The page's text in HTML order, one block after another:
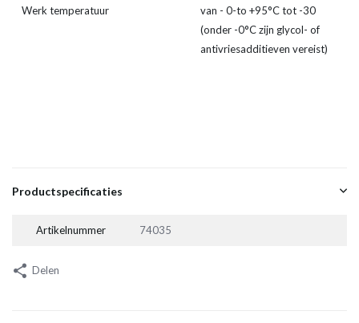
Werk temperatuur
van - 0-to +95°C tot -30
(onder -0°C zijn glycol- of
antivriesadditieven vereist)
Productspecificaties
Artikelnummer 74035
Delen